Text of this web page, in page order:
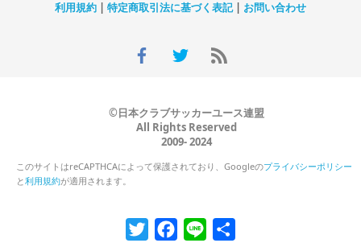
利用規約 | 特定商取引法に基づく表記| お問い合わせ
©日本クラブサッカーユース連盟
All Rights Reserved
2009- 2024
このサイトはreCAPTHCAによって保護されており、Googleのプライバシーポリシー
と利用規約が適用されます。
TwitterFacebook
Line